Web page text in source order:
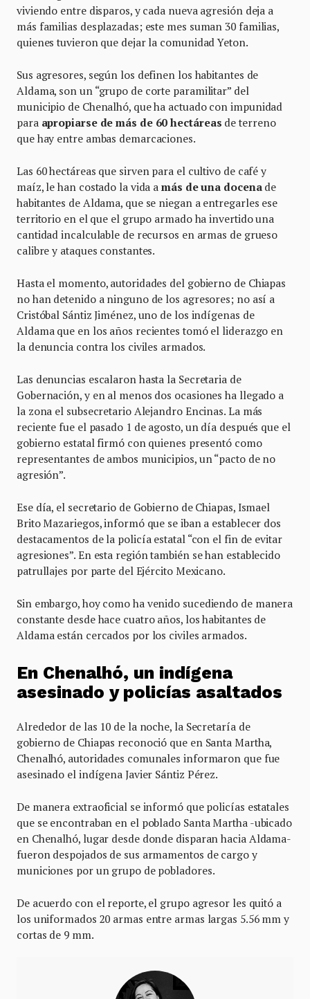
viviendo entre disparos, y cada nueva agresión deja a
más familias desplazadas; este mes suman 30 familias,
quienes tuvieron que dejar la comunidad Yeton.
Sus agresores, según los definen los habitantes de
Aldama, son un “grupo de corte paramilitar” del
municipio de Chenalhó, que ha actuado con impunidad
paraapropiarse de más de 60 hectáreas de terreno
que hay entre ambas demarcaciones.
Las 60 hectáreas que sirven para el cultivo de café y
maíz, le han costado la vida amás de una docenade
habitantes de Aldama, que se niegan a entregarles ese
territorio en el que el grupo armado ha invertido una
cantidad incalculable de recursos en armas de grueso
calibre y ataques constantes.
Hasta el momento, autoridades del gobierno de Chiapas
no han detenido a ninguno de los agresores; no así a
Cristóbal Sántiz Jiménez, uno de los indígenas de
Aldama que en los años recientes tomó el liderazgo en
la denuncia contra los civiles armados.
Las denuncias escalaron hasta la Secretaria de
Gobernación, y en al menos dos ocasiones ha llegado a
la zona el subsecretario Alejandro Encinas. La más
reciente fue el pasado 1 de agosto, un día después que el
gobierno estatal firmó con quienes presentó como
representantes de ambos municipios, un “pacto de no
agresión”.
Ese día, el secretario de Gobierno de Chiapas, Ismael
Brito Mazariegos, informó que se iban a establecer dos
destacamentos de la policía estatal “con el fin de evitar
agresiones”. En esta región también se han establecido
patrullajes por parte del Ejército Mexicano.
Sin embargo, hoy como ha venido sucediendo de manera
constante desde hace cuatro años, los habitantes de
Aldama están cercados por los civiles armados.
En Chenalhó, un indígena
asesinado y policías asaltados
Alrededor de las 10 de la noche, la Secretaría de
gobierno de Chiapas reconoció que en Santa Martha,
Chenalhó, autoridades comunales informaron que fue
asesinado el indígena Javier Sántiz Pérez.
De manera extraoficial se informó que policías estatales
que se encontraban en el poblado Santa Martha -ubicado
en Chenalhó, lugar desde donde disparan hacia Aldama-
fueron despojados de sus armamentos de cargo y
municiones por un grupo de pobladores.
De acuerdo con el reporte, el grupo agresor les quitó a
los uniformados 20 armas entre armas largas 5.56 mm y
cortas de 9 mm.